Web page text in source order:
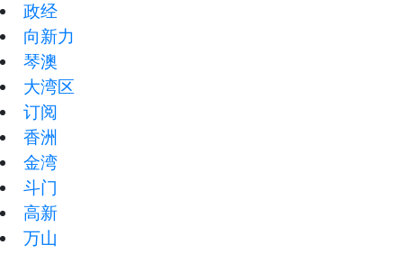
政经
向新力
琴澳
大湾区
订阅
香洲
金湾
斗门
高新
万山